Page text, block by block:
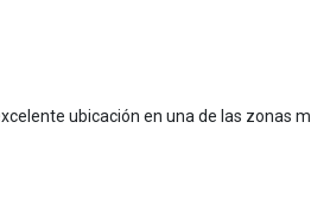
ubicación en una de las zonas